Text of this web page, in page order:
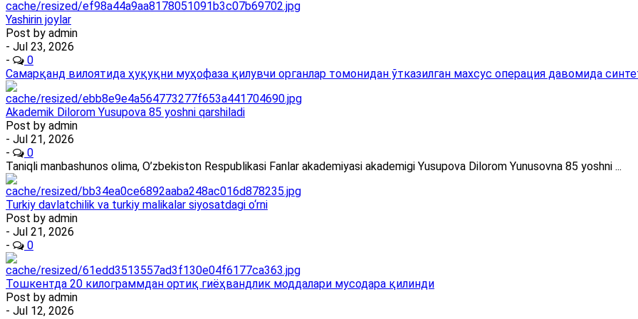
Yashirin joylar
Post by admin
- Jul 23, 2026
-
0
Самарқанд вилоятида ҳуқуқни муҳофаза қилувчи органлар томонидан ўтказилган махсус операция давомида
Akademik Dilorom Yusupova 85 yoshni qarshiladi
Post by admin
- Jul 21, 2026
-
0
Taniqli manbashunos olima, O’zbekiston Respublikasi Fanlar akademiyasi akademigi Yusupova Dilorom Yunusovna 85 yoshni ...
Turkiy davlatchilik va turkiy malikalar siyosatdagi o‘rni
Post by admin
- Jul 21, 2026
-
0
Тошкентда 20 килограммдан ортиқ гиёҳвандлик моддалари мусодара қилинди
Post by admin
- Jul 12, 2026